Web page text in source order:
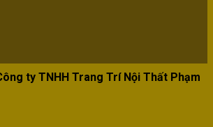
ty TNHH Trang Trí Nội Thất Phạm